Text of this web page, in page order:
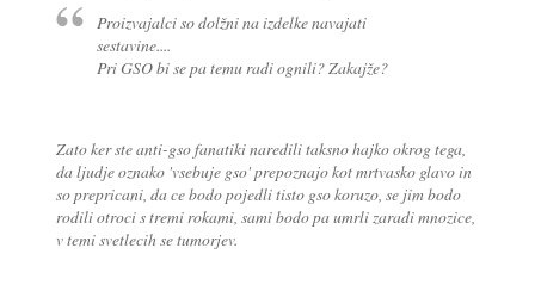
Proizvajalci so dolžni na izdelke navajati
sestavine....
Pri GSO bi se pa temu radi ognili? Zakajže?
Zato ker ste anti-gso fanatiki naredili taksno hajko okrog tega,
da ljudje oznako 'vsebuje gso' prepoznajo kot mrtvasko glavo in
so prepricani, da ce bodo pojedli tisto gso koruzo, se jim bodo
rodili otroci s tremi rokami, sami bodo pa umrli zaradi mnozice,
v temi svetlecih se tumorjev.